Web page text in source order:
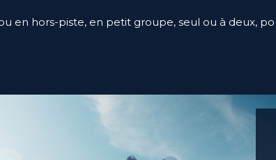
en hors-piste, en petit groupe, seul ou à deux,